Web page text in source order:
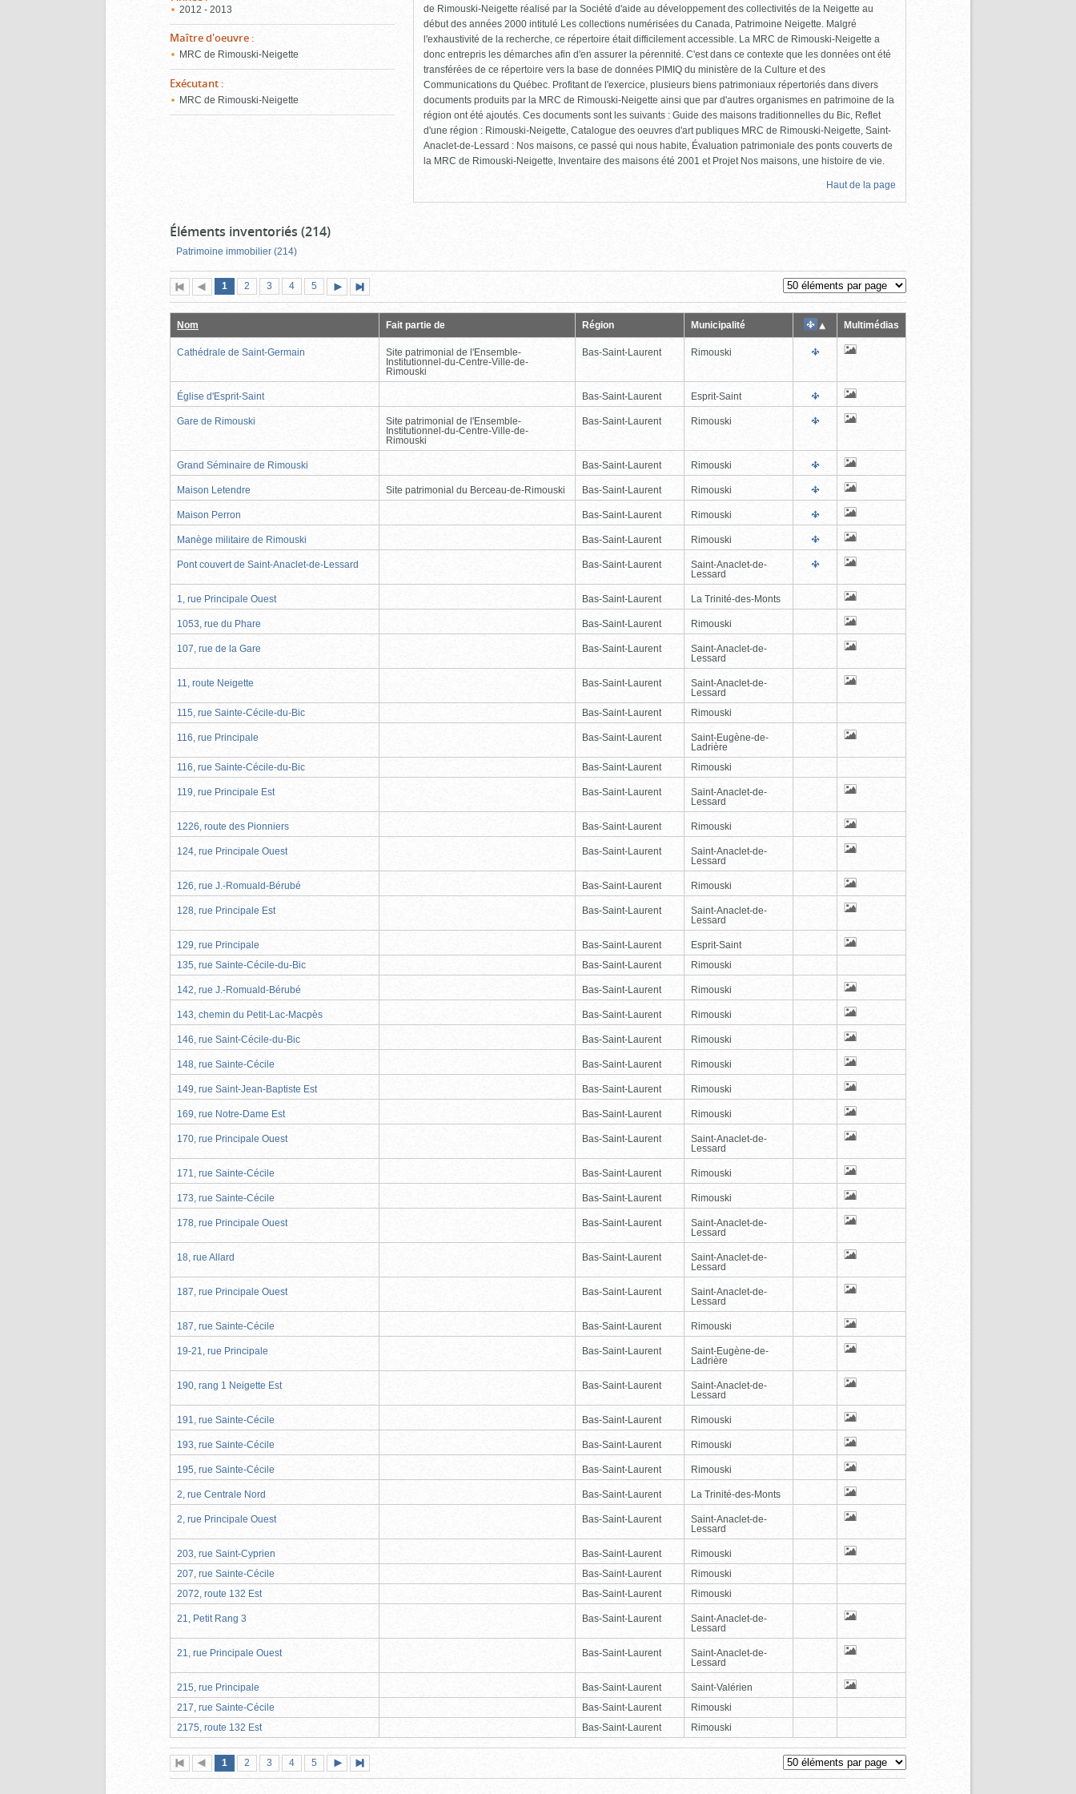
2012 - 2013
Maître d'oeuvre :
MRC de Rimouski-Neigette
Exécutant :
MRC de Rimouski-Neigette
de Rimouski-Neigette réalisé par la Société d'aide au développement des collectivités de la Neigette au
début des années 2000 intitulé Les collections numérisées du Canada, Patrimoine Neigette. Malgré
l'exhaustivité de la recherche, ce répertoire était difficilement accessible. La MRC de Rimouski-Neigette a
donc entrepris les démarches afin d'en assurer la pérennité. C'est dans ce contexte que les données ont été
transférées de ce répertoire vers la base de données PIMIQ du ministère de la Culture et des
Communications du Québec. Profitant de l'exercice, plusieurs biens patrimoniaux répertoriés dans divers
documents produits par la MRC de Rimouski-Neigette ainsi que par d'autres organismes en patrimoine de la
région ont été ajoutés. Ces documents sont les suivants : Guide des maisons traditionnelles du Bic, Reflet
d'une région : Rimouski-Neigette, Catalogue des oeuvres d'art publiques MRC de Rimouski-Neigette, Saint-
Anaclet-de-Lessard : Nos maisons, ce passé qui nous habite, Évaluation patrimoniale des ponts couverts de
la MRC de Rimouski-Neigette, Inventaire des maisons été 2001 et Projet Nos maisons, une histoire de vie.
Haut de la page
Éléments inventoriés (214)
Patrimoine immobilier (214)
Première
page
Page
précédente
Page
1 (page
actuelle)
Page
2 Page
3 Page
4 Page
5
suivante
page
Nom Fait partie de Région Municipalité Multimédias
Cathédrale de Saint-Germain
Site patrimonial de l'Ensemble-
Institutionnel-du-Centre-Ville-de-
Rimouski
Bas-Saint-Laurent Rimouski
Église d'Esprit-Saint Bas-Saint-Laurent Esprit-Saint
Gare de Rimouski
Site patrimonial de l'Ensemble-
Institutionnel-du-Centre-Ville-de-
Rimouski
Bas-Saint-Laurent Rimouski
Grand Séminaire de Rimouski Bas-Saint-Laurent Rimouski
Maison Letendre Site patrimonial du Berceau-de-Rimouski Bas-Saint-Laurent Rimouski
Maison Perron Bas-Saint-Laurent Rimouski
Manège militaire de Rimouski Bas-Saint-Laurent Rimouski
Pont couvert de Saint-Anaclet-de-Lessard Bas-Saint-Laurent
Saint-Anaclet-de-
Lessard
1, rue Principale Ouest Bas-Saint-Laurent La Trinité-des-Monts
1053, rue du Phare Bas-Saint-Laurent Rimouski
107, rue de la Gare Bas-Saint-Laurent
Saint-Anaclet-de-
Lessard
11, route Neigette Bas-Saint-Laurent
Saint-Anaclet-de-
Lessard
115, rue Sainte-Cécile-du-Bic
Bas-Saint-Laurent Rimouski
116, rue Principale Bas-Saint-Laurent
Saint-Eugène-de-
Ladrière
116, rue Sainte-Cécile-du-Bic
Bas-Saint-Laurent Rimouski
119, rue Principale Est Bas-Saint-Laurent
Saint-Anaclet-de-
Lessard
1226, route des Pionniers Bas-Saint-Laurent Rimouski
124, rue Principale Ouest Bas-Saint-Laurent
Saint-Anaclet-de-
Lessard
126, rue J.-Romuald-Bérubé Bas-Saint-Laurent Rimouski
128, rue Principale Est Bas-Saint-Laurent
Saint-Anaclet-de-
Lessard
129, rue Principale Bas-Saint-Laurent
Esprit-Saint
135, rue Sainte-Cécile-du-Bic
Bas-Saint-Laurent Rimouski
142, rue J.-Romuald-Bérubé Bas-Saint-Laurent Rimouski
143, chemin du Petit-Lac-Macpès Bas-Saint-Laurent Rimouski
146, rue Saint-Cécile-du-Bic Bas-Saint-Laurent Rimouski
148, rue Sainte-Cécile Bas-Saint-Laurent Rimouski
149, rue Saint-Jean-Baptiste Est Bas-Saint-Laurent Rimouski
169, rue Notre-Dame Est Bas-Saint-Laurent Rimouski
170, rue Principale Ouest Bas-Saint-Laurent
Saint-Anaclet-de-
Lessard
171, rue Sainte-Cécile Bas-Saint-Laurent Rimouski
173, rue Sainte-Cécile Bas-Saint-Laurent Rimouski
178, rue Principale Ouest Bas-Saint-Laurent
Saint-Anaclet-de-
Lessard
18, rue Allard Bas-Saint-Laurent
Saint-Anaclet-de-
Lessard
187, rue Principale Ouest Bas-Saint-Laurent
Saint-Anaclet-de-
Lessard
187, rue Sainte-Cécile Bas-Saint-Laurent Rimouski
19-21, rue Principale Bas-Saint-Laurent
Saint-Eugène-de-
Ladrière
190, rang 1 Neigette Est Bas-Saint-Laurent
Saint-Anaclet-de-
Lessard
191, rue Sainte-Cécile Bas-Saint-Laurent Rimouski
193, rue Sainte-Cécile Bas-Saint-Laurent Rimouski
195, rue Sainte-Cécile Bas-Saint-Laurent Rimouski
2, rue Centrale Nord Bas-Saint-Laurent La Trinité-des-Monts
2, rue Principale Ouest Bas-Saint-Laurent
Saint-Anaclet-de-
Lessard
203, rue Saint-Cyprien Bas-Saint-Laurent
Rimouski
207, rue Sainte-Cécile
Bas-Saint-Laurent
Rimouski
2072, route 132 Est
Bas-Saint-Laurent Rimouski
21, Petit Rang 3 Bas-Saint-Laurent
Saint-Anaclet-de-
Lessard
21, rue Principale Ouest Bas-Saint-Laurent
Saint-Anaclet-de-
Lessard
215, rue Principale Bas-Saint-Laurent
Saint-Valérien
217, rue Sainte-Cécile
Bas-Saint-Laurent
Rimouski
2175, route 132 Est
Bas-Saint-Laurent Rimouski
Première
page
Page
précédente
Page
1 (page
actuelle)
Page
2 Page
3 Page
4 Page
5
suivante
page